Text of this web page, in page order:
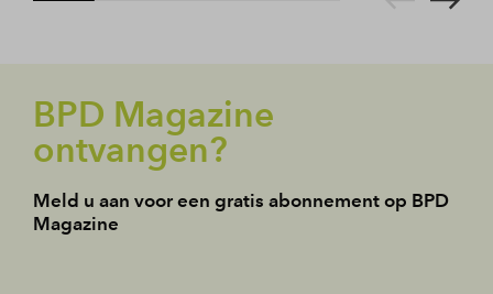
BPD Magazine
ontvangen?
Meld u aan voor een gratis abonnement op BPD
Magazine